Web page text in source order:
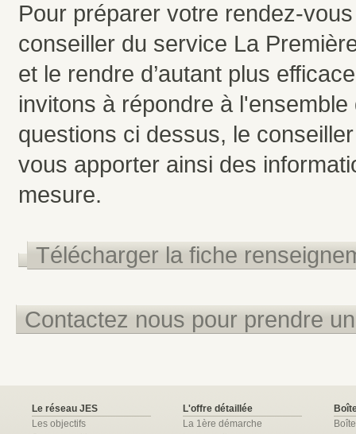
Pour préparer votre rendez-
conseiller du service La
et le rendre d’autant plus
invitons à répondre à l'ensemble
questions ci dessus, le
vous apporter ainsi des
mesure.
Télécharger la fiche
Contactez nous pour prendre
Le réseau JES
Les objectifs
L'offre détaillée
La 1ère démarche